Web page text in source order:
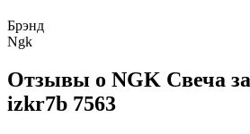
Брэнд
Ngk
Отзывы о NGK Свеча
izkr7b 7563